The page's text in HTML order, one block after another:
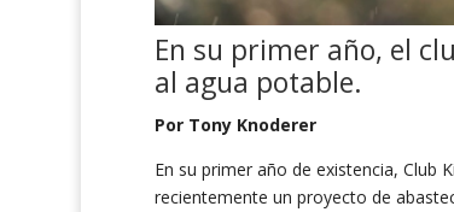
En su primer año, el
al agua potable.
Por Tony Knoderer
En su primer año de existencia, Club
recientemente un proyecto de